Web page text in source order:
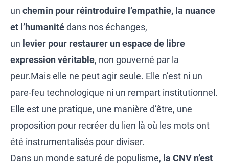
un chemin pour réintroduire l’empathie, la nuance
et l’humanitédans nos échanges,
un levier pour restaurer un espace de libre
expression véritable, non gouverné par la
peur.Mais elle ne peut agir seule. Elle n’est ni un
pare-feu technologique ni un rempart institutionnel.
Elle est une pratique, une manière d’être, une
proposition pour recréer du lien là où les mots ont
été instrumentalisés pour diviser.
Dans un monde saturé de populisme, la CNV n’est